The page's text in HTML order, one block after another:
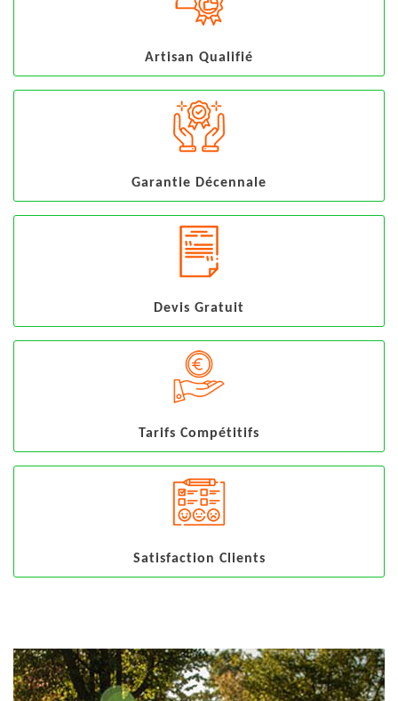
Artisan Qualifié
Garantie Décennale
Devis Gratuit
Tarifs Compétitifs
Satisfaction Clients